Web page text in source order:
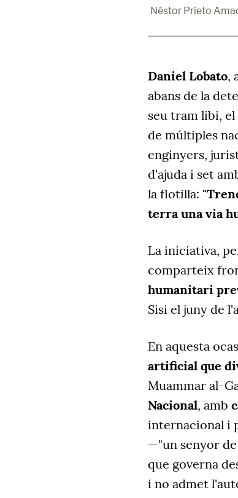
Néstor Prieto
Daniel Lobato,
abans de la
seu tram libi,
de múltiples
enginyers,
d'ajuda i set
la flotilla:
terra una via
La iniciativa,
comparteix
humanitari
Sisi el juny de
En aquesta
artificial que
Muammar al-
Nacional, amb
internacional i
—"un senyor
que governa
i no admet